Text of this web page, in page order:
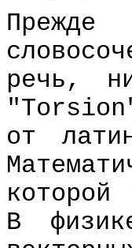
Прежде
речь,
от
которой
В